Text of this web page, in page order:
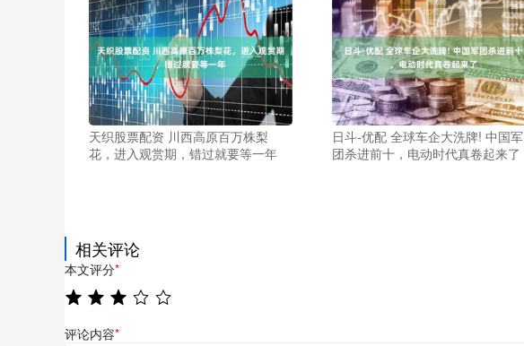
天织股票配资 川西高原百万株梨
花，进入观赏期，错过就要等一年
日斗-优配 全球车企大洗牌! 中国军
团杀进前十，电动时代真卷起来了
相关评论
本文评分*
评论内容*